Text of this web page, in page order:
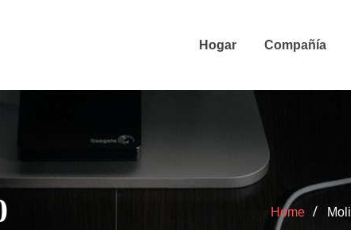
Hogar Compañía
Home